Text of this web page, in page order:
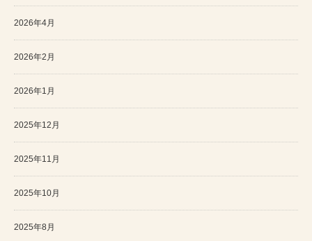
2026年4月
2026年2月
2026年1月
2025年12月
2025年11月
2025年10月
2025年8月